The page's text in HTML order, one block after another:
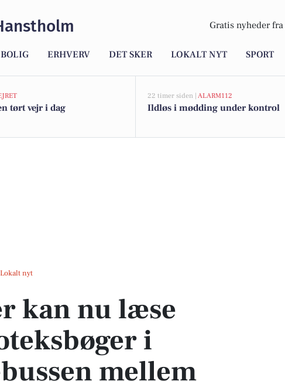
Gratis nyheder fra
BOLIG ERHVERV DET SKER LOKALT NYT SPORT
tørt vejr i dag
22 timer siden | ALARM112
Ildløs i mødding under kontrol
Lokalt nyt
læse biblioteksbøger i skolebussen mellem Boddum og Hurup Skole
kan nu læse
i
mellem